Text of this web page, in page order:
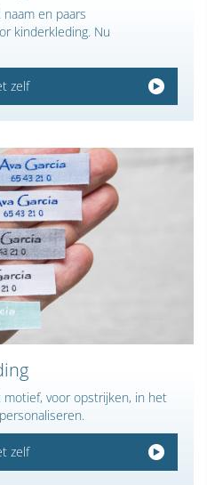
en paars
kinderkleding. Nu
zelf
voor opstrijken, in het
zelf